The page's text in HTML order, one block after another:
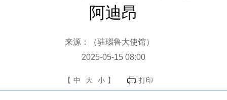
阿迪昂
来源：（驻瑙鲁大使馆）
2025-05-15 08:00
【 中 大 小 】 打印